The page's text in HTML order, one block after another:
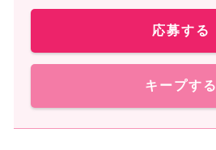
応募する
キープする